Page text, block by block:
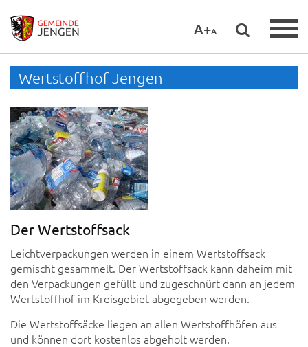
A+A-
Wertstoffhof Jengen
Der Wertstoffsack
Leichtverpackungen werden in einem Wertstoffsack
gemischt gesammelt. Der Wertstoffsack kann daheim mit
den Verpackungen gefüllt und zugeschnürt dann an jedem
Wertstoffhof im Kreisgebiet abgegeben werden.
Die Wertstoffsäcke liegen an allen Wertstoffhöfen aus
und können dort kostenlos abgeholt werden.